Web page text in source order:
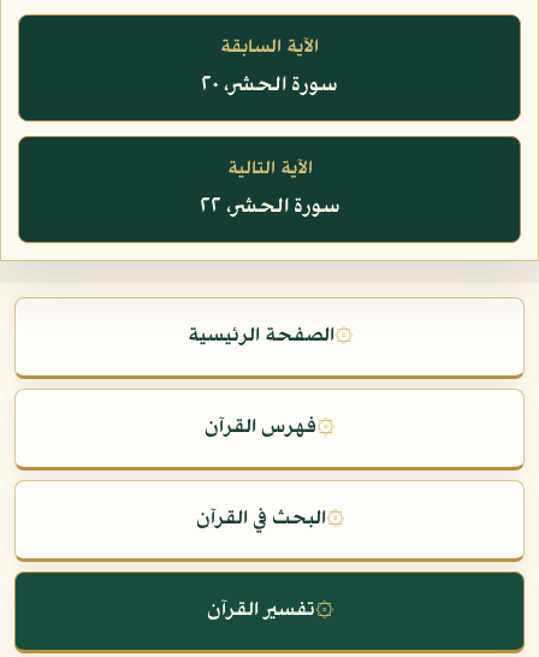
الآية السابقة
سورة الحشر، ٢٠
الآية التالية
سورة الحشر، ٢٢
۞الصفحة الرئيسية
۞فهرس القرآن
۞البحث في القرآن
۞تفسير القرآن